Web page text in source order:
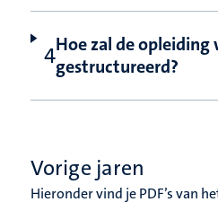
Hoe zal de opleiding
gestructureerd?
Vorige jaren
Hieronder vind je PDF’s van